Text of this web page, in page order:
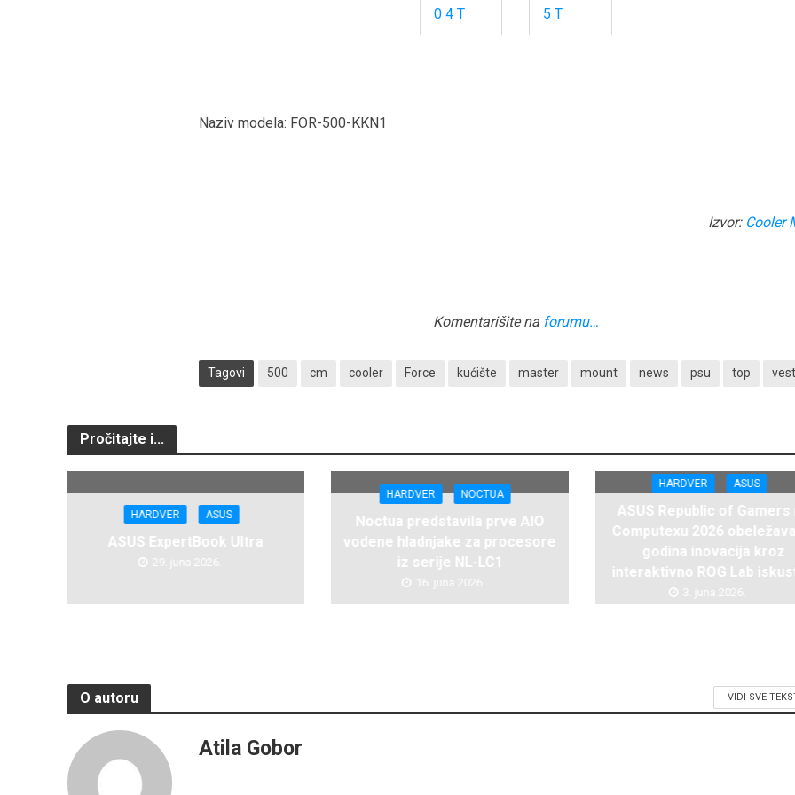
Naziv modela: FOR-500-KKN1
Izvor: Cooler
Komentarišite na forumu…
Tagovi 500 cm cooler Force kućište master mount news psu top
Pročitajte i...
HARDVER ASUS
ASUS ExpertBook Ultra
29. juna 2026.
HARDVER NOCTUA
Noctua predstavila prve AIO
vodene hladnjake za procesore
iz serije NL-LC1
16. juna 2026.
HARDVER ASUS
ASUS Republic of Gamers
Computexu 2026
godina inovacija kroz
interaktivno ROG Lab
3. juna 2026.
O autoru VIDI SVE
Atila Gobor